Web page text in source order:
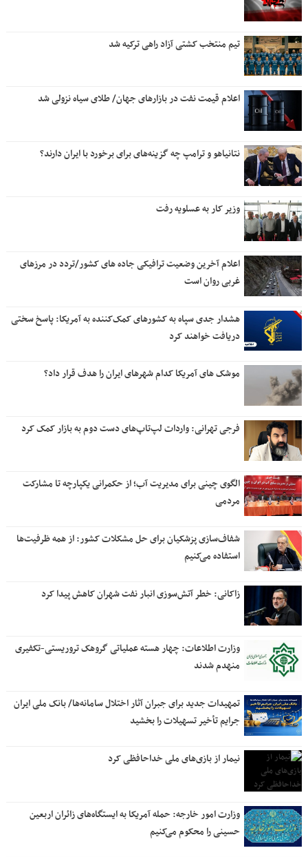
تیم منتخب کشتی آزاد راهی ترکیه شد
اعلام قیمت نفت در بازارهای جهان/ طلای سیاه نزولی شد
نتانیاهو و ترامپ چه گزینه‌های برای برخورد با ایران دارند؟
وزیر کار به عسلویه رفت
اعلام آخرین وضعیت ترافیکی جاده های کشور/تردد در مرزهای
غربی روان است
هشدار جدی سپاه به کشورهای کمک‌کننده به آمریکا: پاسخ سختی
دریافت خواهند کرد
موشک های آمریکا کدام شهرهای ایران را هدف قرار داد؟
فرجی تهرانی: واردات لپ‌تاپ‌های دست دوم به بازار کمک کرد
الگوی چینی برای مدیریت آب؛ از حکمرانی یکپارچه تا مشارکت
مردمی
شفاف‌سازی پزشکیان برای حل مشکلات کشور: از همه ظرفیت‌ها
استفاده می‌کنیم
زاکانی: خطر آتش‌سوزی انبار نفت شهران کاهش پیدا کرد
وزارت اطلاعات: چهار هسته‌ عملیاتی گروهک‌ تروریستی-تکفیری
منهدم شدند
تمهیدات جدید برای جبران آثار اختلال سامانه‌ها/ بانک ملی ایران
جرایم تأخیر تسهیلات را بخشید
نیمار از بازی‌های ملی خداحافظی کرد
وزارت امور خارجه: حمله آمریکا به ایستگاه‌های زائران اربعین
حسینی را محکوم می‌کنیم